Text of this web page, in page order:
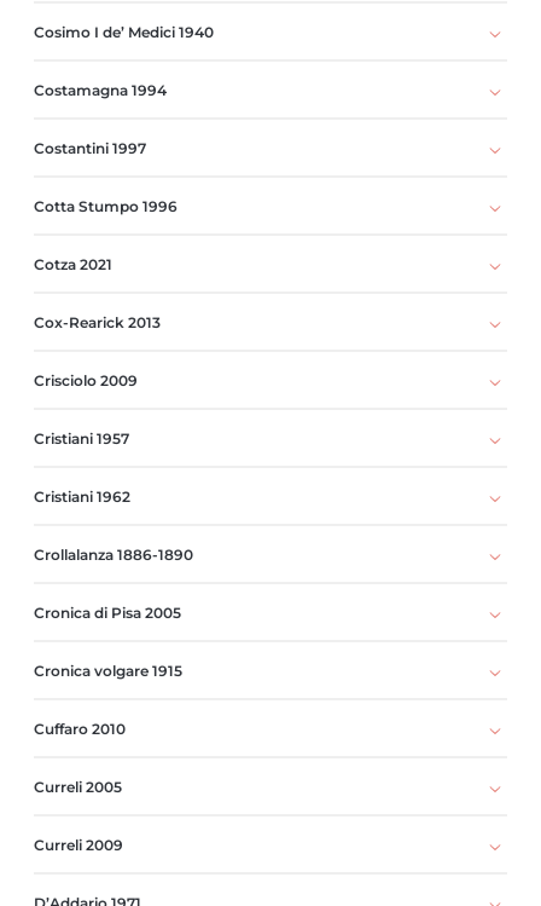
Cosimo I de’ Medici 1940
Costamagna 1994
Costantini 1997
Cotta Stumpo 1996
Cotza 2021
Cox-Rearick 2013
Crisciolo 2009
Cristiani 1957
Cristiani 1962
Crollalanza 1886-1890
Cronica di Pisa 2005
Cronica volgare 1915
Cuffaro 2010
Curreli 2005
Curreli 2009